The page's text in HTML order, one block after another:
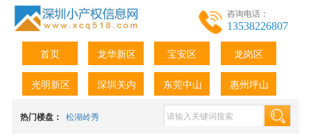
咨询电话：
13538226807
首页 龙华新区 宝安区 龙岗区
光明新区 深圳关内 东莞中山 惠州坪山
热门楼盘： 松湖岭秀